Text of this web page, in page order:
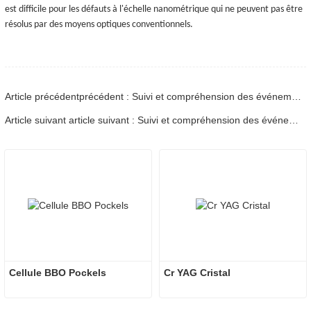
est difficile pour les défauts à l'échelle nanométrique qui ne peuvent pas être
résolus par des moyens optiques conventionnels.
Cellule BBO Pockels Cr YAG Cristal